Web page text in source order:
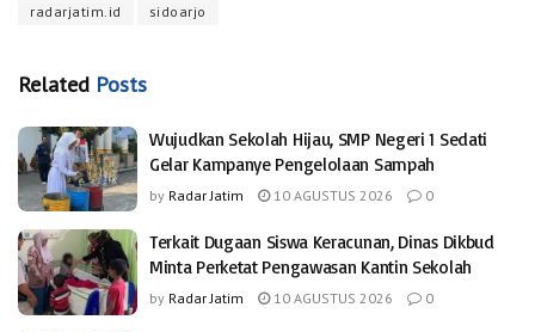
radarjatim.id
sidoarjo
Related Posts
Wujudkan Sekolah Hijau, SMP Negeri 1 Sedati
Gelar Kampanye Pengelolaan Sampah
by Radar Jatim 10 AGUSTUS 2026 0
Terkait Dugaan Siswa Keracunan, Dinas Dikbud
Minta Perketat Pengawasan Kantin Sekolah
by Radar Jatim 10 AGUSTUS 2026 0